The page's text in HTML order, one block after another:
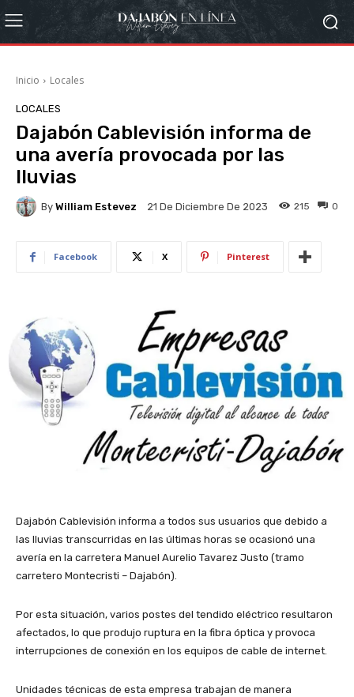
Inicio Locales
LOCALES
Dajabón Cablevisión informa de
una avería provocada por las
lluvias
By William Estevez 21 De Diciembre De 2023 0
215
Facebook X Pinterest
Dajabón Cablevisión informa a todos sus usuarios que debido a
las lluvias transcurridas en las últimas horas se ocasionó una
avería en la carretera Manuel Aurelio Tavarez Justo (tramo
carretero Montecristi – Dajabón).
Por esta situación, varios postes del tendido eléctrico resultaron
afectados, lo que produjo ruptura en la fibra óptica y provoca
interrupciones de conexión en los equipos de cable de internet.
Unidades técnicas de esta empresa trabajan de manera